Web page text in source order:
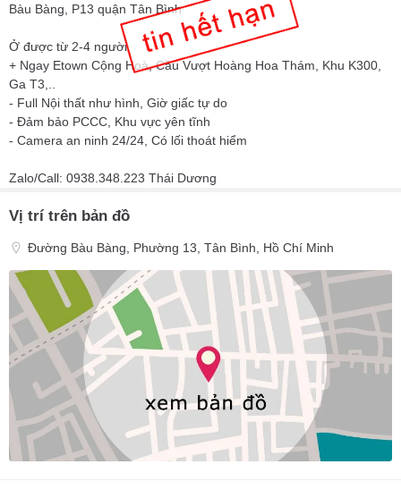
Bàu Bàng, P13 quận Tân Bình
Ở được từ 2-4 người
+ Ngay Etown Cộng Hoà, Cầu Vượt Hoàng Hoa Thám, Khu K300,
Ga T3,..
- Full Nội thất như hình, Giờ giấc tự do
- Đảm bảo PCCC, Khu vực yên tĩnh
- Camera an ninh 24/24, Có lối thoát hiểm
Zalo/Call: 0938.348.223 Thái Dương
Vị trí trên bản đồ
Đường Bàu Bàng, Phường 13, Tân Bình, Hồ Chí Minh